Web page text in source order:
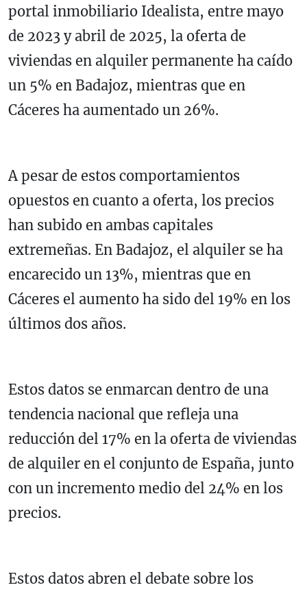
portal inmobiliario Idealista, entre mayo
de 2023 y abril de 2025, la oferta de
viviendas en alquiler permanente ha caído
un 5% en Badajoz, mientras que en
Cáceres ha aumentado un 26%.
A pesar de estos comportamientos
opuestos en cuanto a oferta, los precios
han subido en ambas capitales
extremeñas. En Badajoz, el alquiler se ha
encarecido un 13%, mientras que en
Cáceres el aumento ha sido del 19% en los
últimos dos años.
Estos datos se enmarcan dentro de una
tendencia nacional que refleja una
reducción del 17% en la oferta de viviendas
de alquiler en el conjunto de España, junto
con un incremento medio del 24% en los
precios.
Estos datos abren el debate sobre los